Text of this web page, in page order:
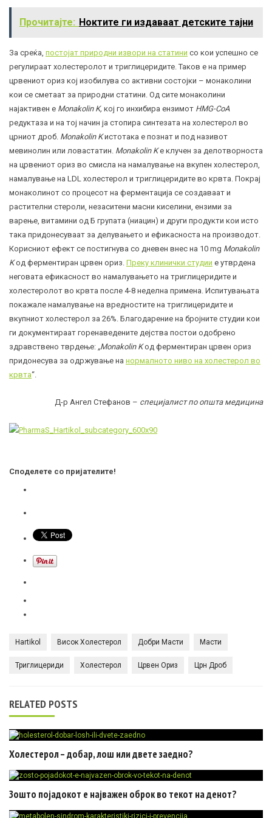
Прочитајте: Ноктите ги издаваат детските тајни
За среќа, постојат природни извори на статини со кои успешно се
регулираат холестеролот и триглицеридите. Таков е на пример
црвениот ориз кој изобилува со активни состојки – монаколини
кои се сметаат за природни статини. Од сите монаколини
најактивен е Monakolin K, кој го инхибира ензимот HMG-CoA
редуктаза и на тој начин ја стопира синтезата на холестерол во
црниот дроб. Monakolin Kистотака е познат и под називот
мевинолин или ловастатин. Monakolin Kе клучен за делотворноста
на црвениот ориз во смисла на намалување на вкупен холестерол,
намалување на LDL холестерол и триглицеридите во крвта. Покрај
монаколинот со процесот на ферментација се создаваат и
растителни стероли, незаситени масни киселини, ензими за
варење, витамини од Б групата (ниацин) и други продукти кои исто
така придонесуваат за делувањето и ефикасноста на производот.
Корисниот ефект се постигнува со дневен внес на 10 mg Monakolin
Kод ферментиран црвен ориз. Преку клинички студии е утврдена
неговата ефикасност во намалувањето на триглицеридите и
холестеролот во крвта после 4-8 неделна примена. Испитувањата
покажале намалување на вредностите на триглицеридите и
вкупниот холестерол за 26%. Благодарение на бројните студии кои
ги документираат горенаведените дејства постои одобрено
здравствено тврдење: „Monakolin Kод ферментиран црвен ориз
придонесува за одржување на нормалното ниво на холестерол во
крвта“.
Д-р Ангел Стефанов – специјалист по општа медицина
Споделете со пријателите!
Hartikol Висок Холестерол Добри Масти Масти
Триглицериди Холестерол Црвен Ориз Црн Дроб
RELATED POSTS
Холестерол – добар, лош или двете заедно?
Зошто појадокот е најважен оброк во текот на денот?